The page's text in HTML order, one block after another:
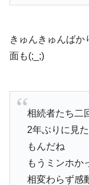
きゅんきゅんばか
面も(;_;)
相続者たち二
2年ぶりに見
もんだね
もうミンホか
相変わらず感